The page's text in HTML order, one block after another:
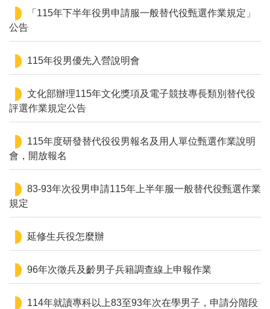
「115年下半年役男申請服一般替代役甄選作業規定」
公告
115年役男優先入營說明會
文化部辦理115年文化獎項及電子競技專長類別替代役
評選作業規定公告
115年度研發替代役役男報名及用人單位甄選作業說明
會，開放報名
83-93年次役男申請115年上半年服一般替代役甄選作業
規定
延修生兵役怎麼辦
96年次徵兵及齡男子兵籍調查線上申報作業
114年就讀專科以上83至93年次在學男子，申請分階段